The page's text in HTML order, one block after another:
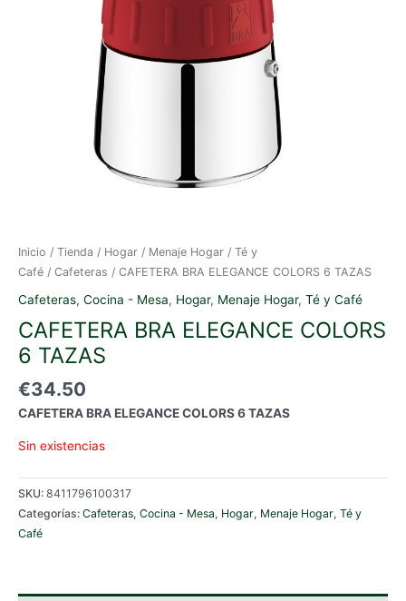
Inicio / Tienda / Hogar / Menaje Hogar / Té y
Café / Cafeteras / CAFETERA BRA ELEGANCE COLORS 6 TAZAS
Cafeteras, Cocina - Mesa, Hogar, Menaje Hogar, Té y Café
CAFETERA BRA ELEGANCE COLORS
6 TAZAS
€34.50
CAFETERA BRA ELEGANCE COLORS 6 TAZAS
Sin existencias
SKU: 8411796100317
Categorías: Cafeteras, Cocina - Mesa, Hogar, Menaje Hogar, Té y
Café